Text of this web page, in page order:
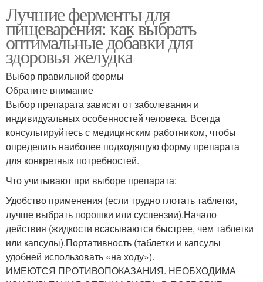
Лучшие ферменты для
пищеварения: как выбрать
оптимальные добавки для
здоровья желудка
Выбор правильной формы
Обратите внимание
Выбор препарата зависит от заболевания и
индивидуальных особенностей человека. Всегда
консультируйтесь с медицинским работником, чтобы
определить наиболее подходящую форму препарата
для конкретных потребностей.
Что учитывают при выборе препарата:
Удобство применения (если трудно глотать таблетки,
лучше выбрать порошки или суспензии).Начало
действия (жидкости всасываются быстрее, чем таблетки
или капсулы).Портативность (таблетки и капсулы
удобней использовать «на ходу»).
ИМЕЮТСЯ ПРОТИВОПОКАЗАНИЯ. НЕОБХОДИМА